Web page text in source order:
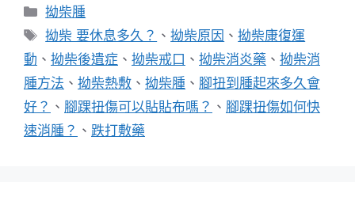
分
類
拗柴腫
標
籤
拗柴 要休息多久？ 、拗柴原因 、拗柴康復運
動 、 拗柴後遺症 、 拗柴戒口 、 拗柴消炎藥 、 拗柴消
腫方法 、 拗柴熱敷 、 拗柴腫 、 腳扭到腫起來多久會
好？ 、 腳踝扭傷可以貼貼布嗎？ 、 腳踝扭傷如何快
速消腫？ 、 跌打敷藥